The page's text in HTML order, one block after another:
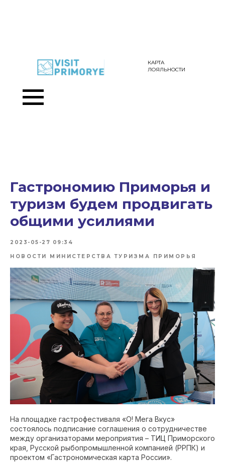
КАРТА
ЛОЯЛЬНОСТИ
Гастрономию Приморья и
туризм будем продвигать
общими усилиями
2023-05-27 09:34
НОВОСТИ МИНИСТЕРСТВА ТУРИЗМА ПРИМОРЬЯ
На площадке гастрофестиваля «О! Мега Вкус»
состоялось подписание соглашения о сотрудничестве
между организаторами мероприятия – ТИЦ Приморского
края, Русской рыбопромышленной компанией (РРПК) и
проектом «Гастрономическая карта России».